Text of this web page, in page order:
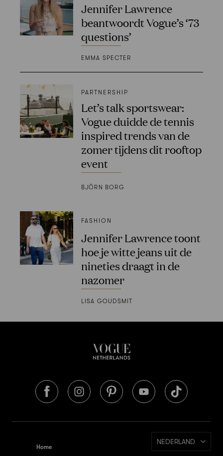
Jennifer Lawrence
beantwoordt Vogue’s ‘73
questions’
EMMA SPECTER
PARTNERSHIP
Let’s talk sportswear:
Vogue duidde de tennis
inspired trends van de
zomer tijdens dit rooftop
event
BJÖRN BORG
FASHION
Jennifer Lawrence toont
hoe je witte jeans uit de
nineties draagt in de
nazomer
LISA GOUDSMIT
Home
NEDERLAND